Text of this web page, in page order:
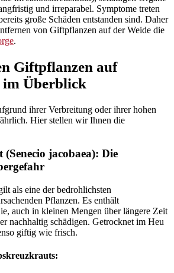
und irreparabel. Symptome treten
große Schäden entstanden sind. Daher
von Giftpflanzen auf der Weide die
.
Giftpflanzen auf
im Überblick
ihrer Verbreitung oder ihrer hohen
Hier stellen wir Ihnen die
jacobaea): Die
als eine der bedrohlichsten
Pflanzen. Es enthält
auch in kleinen Mengen über längere Zeit
nachhaltig schädigen. Getrocknet im Heu
giftig wie frisch.